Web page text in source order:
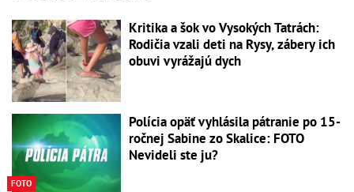
Kritika a šok vo Vysokých Tatrách:
Rodičia vzali deti na Rysy, zábery ich
obuvi vyrážajú dych
FOTO
Polícia opäť vyhlásila pátranie po 15-
ročnej Sabine zo Skalice: FOTO
Nevideli ste ju?